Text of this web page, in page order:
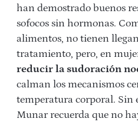
han demostrado buenos
sofocos sin hormonas.
alimentos, no tienen
tratamiento, pero, en
reducir la sudoración
calman los mecanismos
temperatura corporal. Sin
Munar recuerda que no